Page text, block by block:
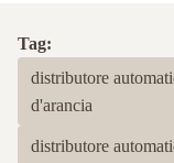
Tag:
distributore
d'arancia
distributore